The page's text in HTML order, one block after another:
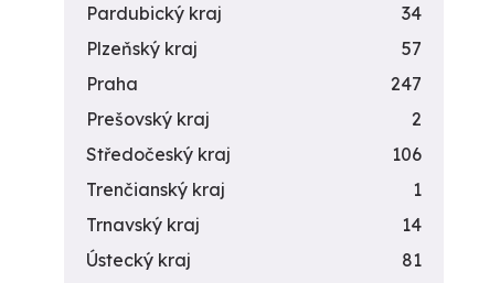
Pardubický kraj
34
Plzeňský kraj
57
Praha
247
Prešovský kraj
2
Středočeský kraj
106
Trenčianský kraj
1
Trnavský kraj
14
Ústecký kraj
81